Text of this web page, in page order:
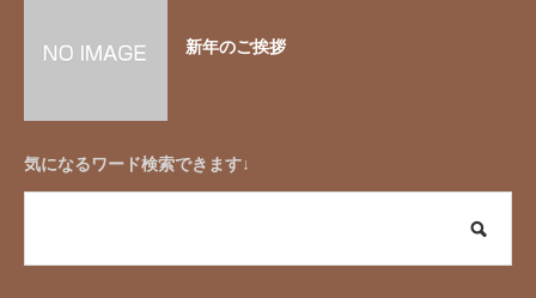
新年のご挨拶
気になるワード検索できます↓